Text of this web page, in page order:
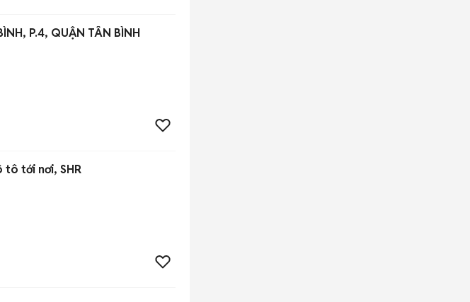
P.4, QUẬN TÂN BÌNH
tô tới nơi, SHR